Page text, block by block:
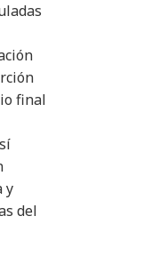
final
y
del